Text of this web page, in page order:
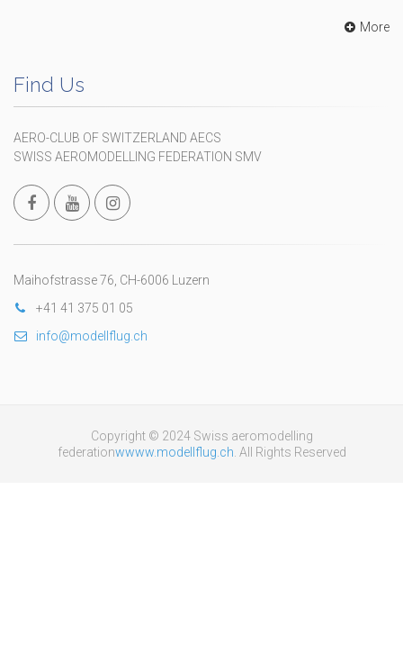
More
Find Us
AERO-CLUB OF SWITZERLAND AECS
SWISS AEROMODELLING FEDERATION SMV
Maihofstrasse 76, CH-6006 Luzern
+41 41 375 01 05
info@modellflug.ch
Copyright © 2024 Swiss aeromodelling
federationwwww.modellflug.ch . All Rights Reserved